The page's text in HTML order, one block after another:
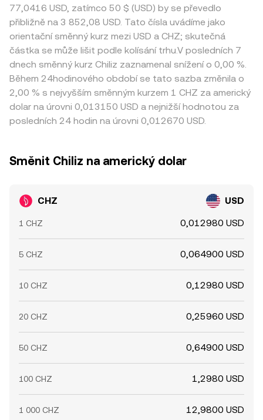
77,0416 USD, zatímco 50 $ (USD) by se převedlo
přibližně na 3 852,08 USD. Tato čísla uvádíme jako
orientační směnný kurz mezi USD a CHZ; skutečná
částka se může lišit podle kolísání trhu.V posledních 7
dnech směnný kurz Chiliz zaznamenal snížení o 0,00 %.
Během 24hodinového období se tato sazba změnila o
2,00 % s nejvyšším směnným kurzem 1 CHZ za americký
dolar na úrovni 0,013150 USD a nejnižší hodnotou za
posledních 24 hodin na úrovni 0,012670 USD.
Směnit Chiliz na americký dolar
CHZ USD
1 CHZ 0,012980 USD
5 CHZ 0,064900 USD
10 CHZ 0,12980 USD
20 CHZ 0,25960 USD
50 CHZ 0,64900 USD
100 CHZ 1,2980 USD
1 000 CHZ 12,9800 USD